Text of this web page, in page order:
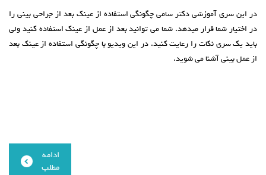
در این سری آموزشی دکتر سامی چگونگی استفاده از عینک بعد از جراحی بینی را
در اختیار شما قرار میدهد. شما می توانید بعد از عمل از عینک استفاده کنید ولی
باید یک سری نکات را رعایت کنید. در این ویدیو با چگونگی استفاده از عینک بعد
از عمل بینی آشنا می شوید.
ادامه
مطلب